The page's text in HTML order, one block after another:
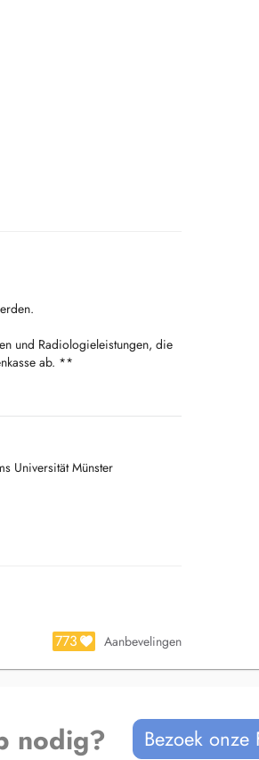
und Radiologieleistungen, die
ab. **
des patients) Prothesen (
pour entfants par appareil fixe
Universität Münster
773 Aanbevelingen
nodig? Bezoek